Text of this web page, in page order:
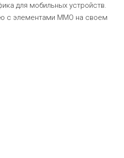
для мобильных устройств.
с элементами ММО на своем